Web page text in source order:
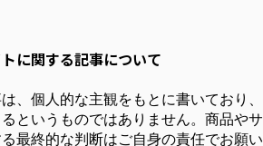
に関する記事について
、個人的な主観をもとに書いており、
というものではありません。商品やサ
最終的な判断はご自身の責任でお願い